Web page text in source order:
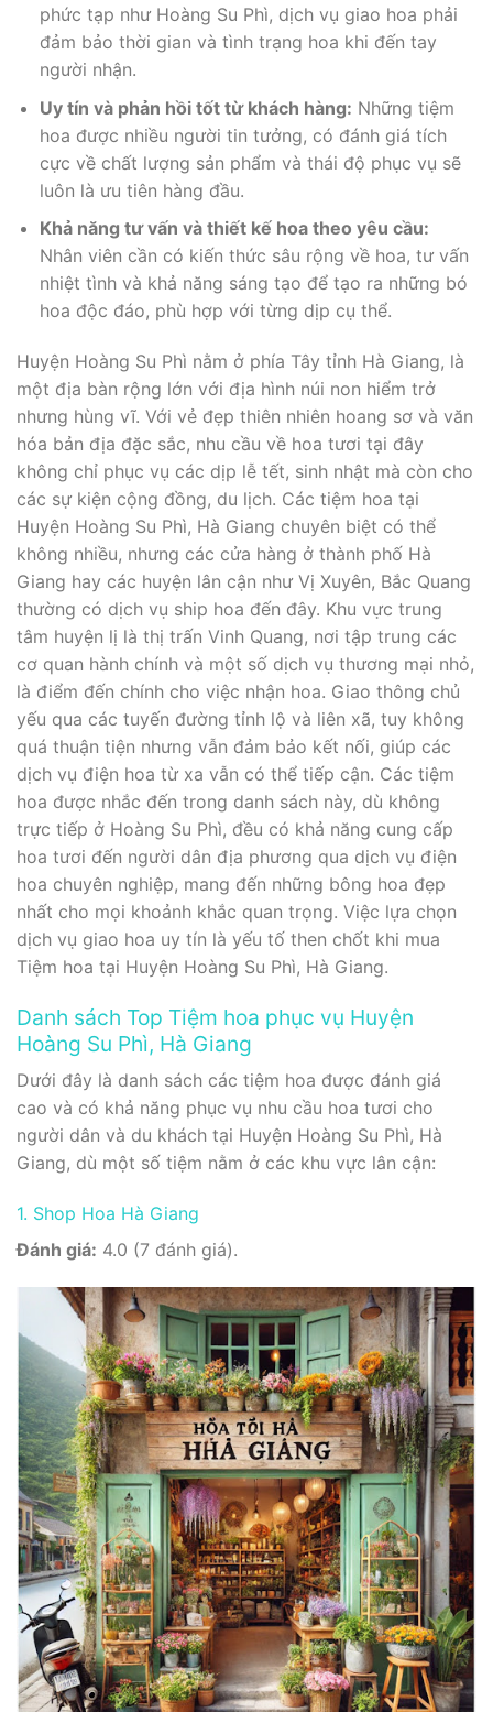
phức tạp như Hoàng Su Phì, dịch vụ giao hoa phải
đảm bảo thời gian và tình trạng hoa khi đến tay
người nhận.
Uy tín và phản hồi tốt từ khách hàng: Những tiệm
hoa được nhiều người tin tưởng, có đánh giá tích
cực về chất lượng sản phẩm và thái độ phục vụ sẽ
luôn là ưu tiên hàng đầu.
Khả năng tư vấn và thiết kế hoa theo yêu cầu:
Nhân viên cần có kiến thức sâu rộng về hoa, tư vấn
nhiệt tình và khả năng sáng tạo để tạo ra những bó
hoa độc đáo, phù hợp với từng dịp cụ thể.
Huyện Hoàng Su Phì nằm ở phía Tây tỉnh Hà Giang, là
một địa bàn rộng lớn với địa hình núi non hiểm trở
nhưng hùng vĩ. Với vẻ đẹp thiên nhiên hoang sơ và văn
hóa bản địa đặc sắc, nhu cầu về hoa tươi tại đây
không chỉ phục vụ các dịp lễ tết, sinh nhật mà còn cho
các sự kiện cộng đồng, du lịch. Các tiệm hoa tại
Huyện Hoàng Su Phì, Hà Giang chuyên biệt có thể
không nhiều, nhưng các cửa hàng ở thành phố Hà
Giang hay các huyện lân cận như Vị Xuyên, Bắc Quang
thường có dịch vụ ship hoa đến đây. Khu vực trung
tâm huyện lị là thị trấn Vinh Quang, nơi tập trung các
cơ quan hành chính và một số dịch vụ thương mại nhỏ,
là điểm đến chính cho việc nhận hoa. Giao thông chủ
yếu qua các tuyến đường tỉnh lộ và liên xã, tuy không
quá thuận tiện nhưng vẫn đảm bảo kết nối, giúp các
dịch vụ điện hoa từ xa vẫn có thể tiếp cận. Các tiệm
hoa được nhắc đến trong danh sách này, dù không
trực tiếp ở Hoàng Su Phì, đều có khả năng cung cấp
hoa tươi đến người dân địa phương qua dịch vụ điện
hoa chuyên nghiệp, mang đến những bông hoa đẹp
nhất cho mọi khoảnh khắc quan trọng. Việc lựa chọn
dịch vụ giao hoa uy tín là yếu tố then chốt khi mua
Tiệm hoa tại Huyện Hoàng Su Phì, Hà Giang.
Danh sách Top Tiệm hoa phục vụ Huyện
Hoàng Su Phì, Hà Giang
Dưới đây là danh sách các tiệm hoa được đánh giá
cao và có khả năng phục vụ nhu cầu hoa tươi cho
người dân và du khách tại Huyện Hoàng Su Phì, Hà
Giang, dù một số tiệm nằm ở các khu vực lân cận:
1. Shop Hoa Hà Giang
Đánh giá: 4.0 (7 đánh giá).